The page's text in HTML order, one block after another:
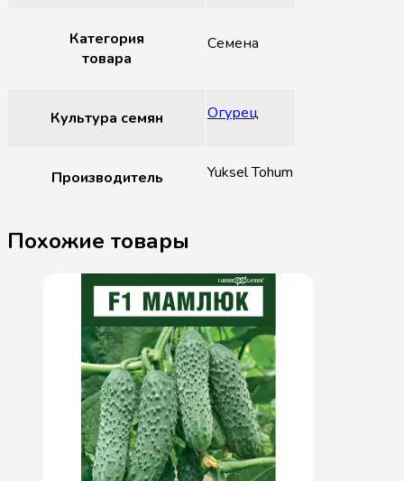
Категория
товара
Семена
Культура семян Огурец
Производитель Yuksel Tohum
Похожие товары